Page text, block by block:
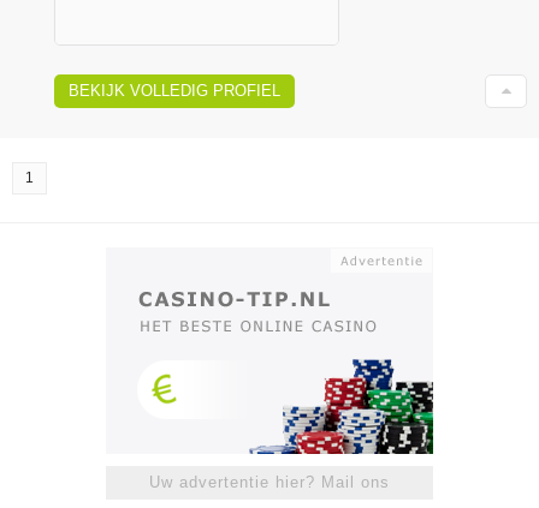
BEKIJK VOLLEDIG PROFIEL
1
Uw advertentie hier? Mail ons